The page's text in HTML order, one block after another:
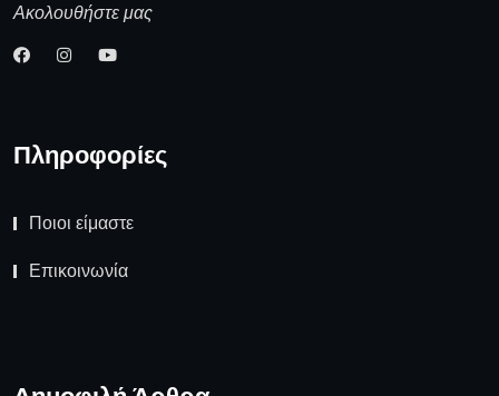
Ακολουθήστε μας
Πληροφορίες
Ποιοι είμαστε
Επικοινωνία